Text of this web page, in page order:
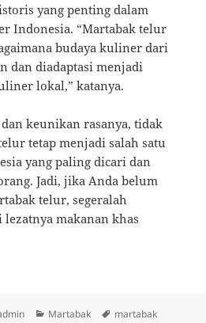
yang penting dalam
Indonesia. “Martabak telur
budaya kuliner dari
dan diadaptasi menjadi
lokal,” katanya.
keunikan rasanya, tidak
tetap menjadi salah satu
yang paling dicari dan
Jadi, jika Anda belum
telur, segeralah
makanan khas
Categories
Martabak Tags
martabak